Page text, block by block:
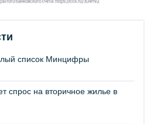
список Минцифры
спрос на вторичное жилье в